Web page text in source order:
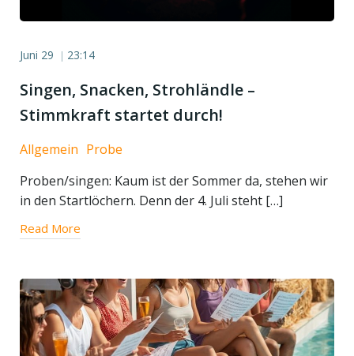
Juni 29 | 23:14
Singen, Snacken, Strohländle –
Stimmkraft startet durch!
Allgemein Probe
Proben/singen: Kaum ist der Sommer da, stehen wir
in den Startlöchern. Denn der 4. Juli steht […]
Read More